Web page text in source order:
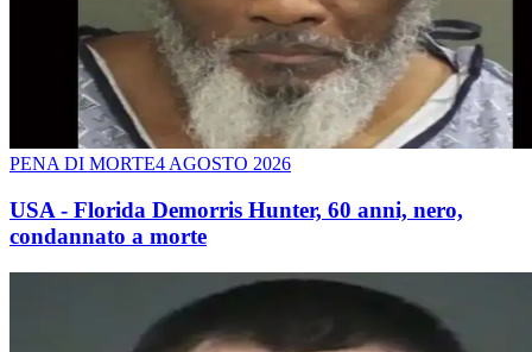
PENA DI MORTE4 AGOSTO 2026
USA - Florida Demorris Hunter, 60 anni, nero,
condannato a morte